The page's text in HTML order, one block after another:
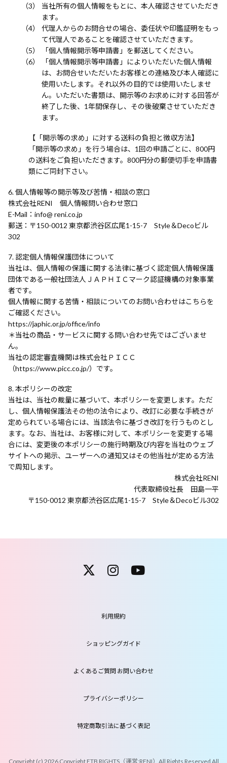
当社所有の個人情報をもとに、本人確認させていただき
ます。
代理人からのお問合せの場合、委任状や印鑑証明をもっ
て代理人であることを確認させていただきます。
「個人情報開示等申請書」を郵送してください。
「個人情報開示等申請書」によりいただいた個人情報
は、お問合せいただいたお客様との連絡及び本人確認に
使用いたします。それ以外の目的では使用いたしませ
ん。いただいた書類は、開示等のお求めに対する回答が
終了した後、1年間保存し、その後破棄させていただき
ます。
【「開示等の求め」に対する送料の負担と徴収方法】
「開示等の求め」を行う場合は、1回の申請ごとに、800円
の送料をご負担いただきます。800円分の郵便切手を申請書
類にご同封下さい。
個人情報等の開示等及び苦情・相談の窓口
株式会社RENI 個人情報問い合わせ窓口
E-Mail
info@ reni.co.jp
郵送
〒150-0012 東京都渋谷区広尾1-15-7 Style＆Decoビル
302
認定個人情報保護団体について
当社は、個人情報の保護に関する法律に基づく認定個人情報保護
団体である一般社団法人ＪＡＰＨＩＣマーク認証機構の対象事業
者です。
個人情報に関する苦情・相談についてのお問い合わせはこちらを
ご確認ください。
https://japhic.or.jp/office/info
＊当社の商品・サービスに関する問い合わせ先ではございませ
ん。
当社の認定審査機関は株式会社ＰＩＣＣ
（https://www.picc.co.jp/）です。
本ポリシーの改定
当社は、当社の裁量に基づいて、本ポリシーを変更します。ただ
し、個人情報保護法その他の法令により、改訂に必要な手続きが
定められている場合には、当該法令に基づき改訂を行うものとし
ます。なお、当社は、お客様に対して、本ポリシーを変更する場
合には、変更後の本ポリシーの施行時期及び内容を当社のウェブ
サイトへの掲示、ユーザーへの通知又はその他当社が定める方法
で周知します。
株式会社RENI
代表取締役社長 田島一平
〒150-0012 東京都渋谷区広尾1-15-7 Style＆Decoビル302
利用規約
ショッピングガイド
よくあるご質問 お問い合わせ
プライバシーポリシー
特定商取引法に基づく表記
Copyright (c) 2026 Copyright ETB RIGHTS（運営:RENI）All Rights Reserved All